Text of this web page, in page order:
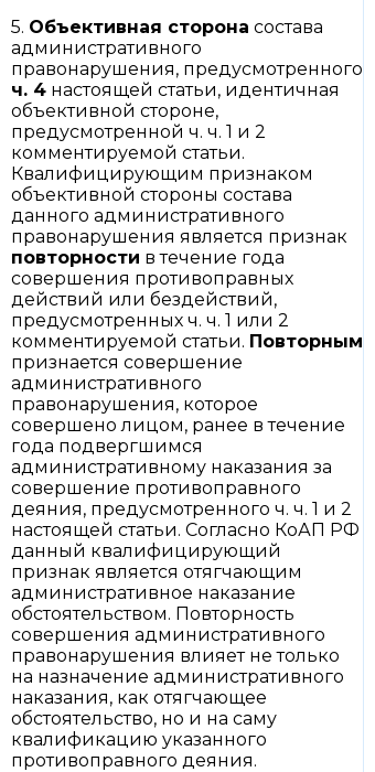
5. Объективная сторона состава
административного
правонарушения, предусмотренного
ч. 4 настоящей статьи, идентичная
объективной стороне,
предусмотренной ч. ч. 1 и 2
комментируемой статьи.
Квалифицирующим признаком
объективной стороны состава
данного административного
правонарушения является признак
повторности в течение года
совершения противоправных
действий или бездействий,
предусмотренных ч. ч. 1 или 2
комментируемой статьи. Повторным
признается совершение
административного
правонарушения, которое
совершено лицом, ранее в течение
года подвергшимся
административному наказания за
совершение противоправного
деяния, предусмотренного ч. ч. 1 и 2
настоящей статьи. Согласно КоАП РФ
данный квалифицирующий
признак является отягчающим
административное наказание
обстоятельством. Повторность
совершения административного
правонарушения влияет не только
на назначение административного
наказания, как отягчающее
обстоятельство, но и на саму
квалификацию указанного
противоправного деяния.